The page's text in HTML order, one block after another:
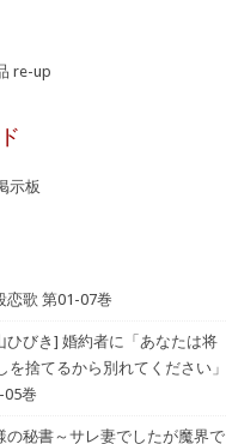
re-up
示板
恋歌 第01-07巻
ひびき] 婚約者に「あなたは将
を捨てるから別れてください」
05巻
の秘書～サレ妻でしたが魔界で